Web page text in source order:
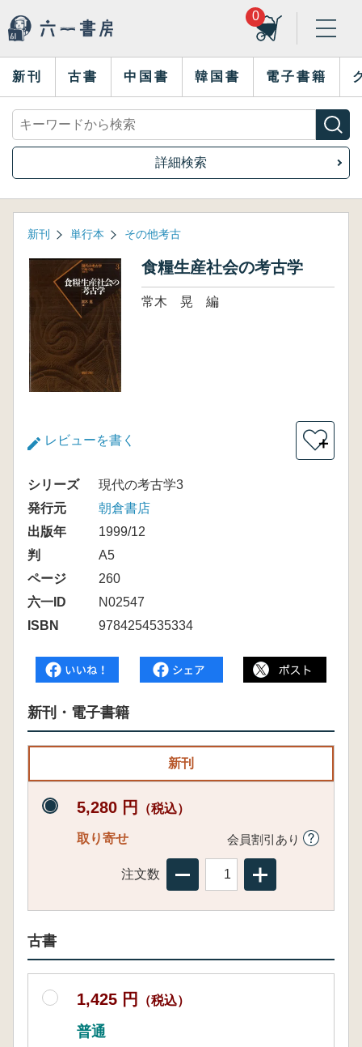
0
新刊 古書 中国書 韓国書 電子書籍
詳細検索
新刊 単行本 その他考古
食糧生産社会の考古学
常木 晃 編
レビューを書く ＋
シリーズ
現代の考古学3
発行元
朝倉書店
出版年
1999/12
判
A5
ページ
260
六一ID
N02547
ISBN
9784254535334
新刊・電子書籍
新刊
5,280 円 （税込）
取り寄せ 会員割引あり
注文数
古書
1,425 円 （税込）
普通